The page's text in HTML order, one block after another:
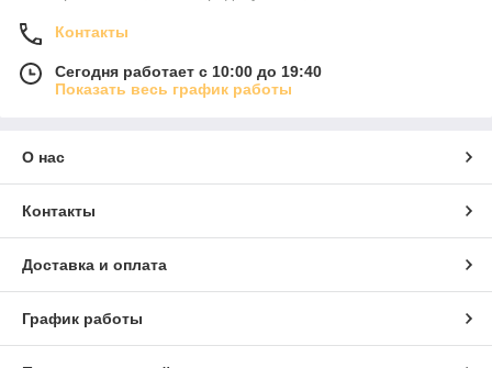
Контакты
Сегодня работает с 10:00 до 19:40
Показать весь график работы
О нас
Контакты
Доставка и оплата
График работы